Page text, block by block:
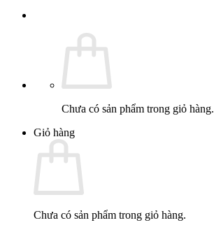
Chưa có sản phẩm trong giỏ hàng.
Giỏ hàng
Chưa có sản phẩm trong giỏ hàng.